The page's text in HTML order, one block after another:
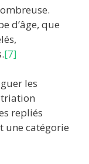
d’âge, que
[7]
les
repliés
une catégorie